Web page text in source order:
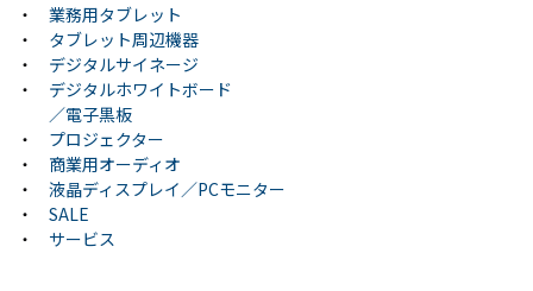
・
業務用タブレット
・
タブレット周辺機器
・
デジタルサイネージ
・
デジタルホワイトボード
／電子黒板
・
プロジェクター
・
商業用オーディオ
・
液晶ディスプレイ／PCモニター
・
SALE
・
サービス